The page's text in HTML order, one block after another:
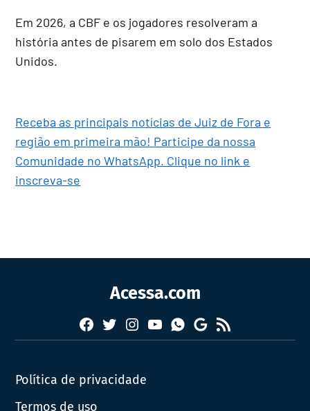
Em 2026, a CBF e os jogadores resolveram a
história antes de pisarem em solo dos Estados
Unidos.
Receba as principais notícias de Juiz de Fora e
região em primeira mão! Participe da nossa
Comunidade no WhatsApp. Clique no link e
inscreva-se
Acessa.com
Facebook
TwitterInstagram
YouTubeWhatsapp
Google
News
RSS
Política de privacidade
Termos de uso